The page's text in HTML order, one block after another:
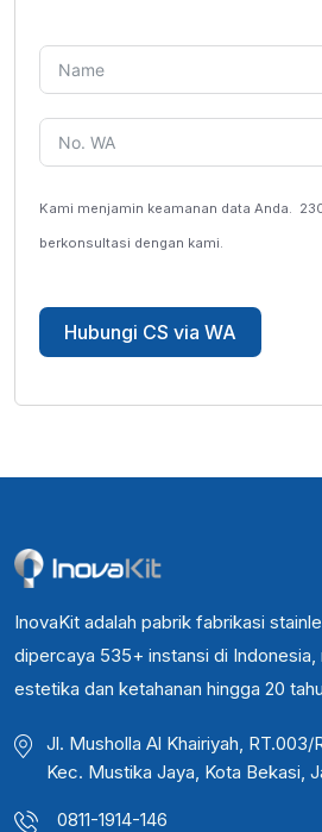
Kami menjamin keamanan data Anda.
berkonsultasi dengan kami.
Hubungi CS via WA
InovaKit adalah pabrik fabrikasi
dipercaya 535+ instansi di Indonesia,
estetika dan ketahanan hingga 20
Jl. Musholla Al Khairiyah, RT.003/
Kec. Mustika Jaya, Kota Bekasi,
0811-1914-146